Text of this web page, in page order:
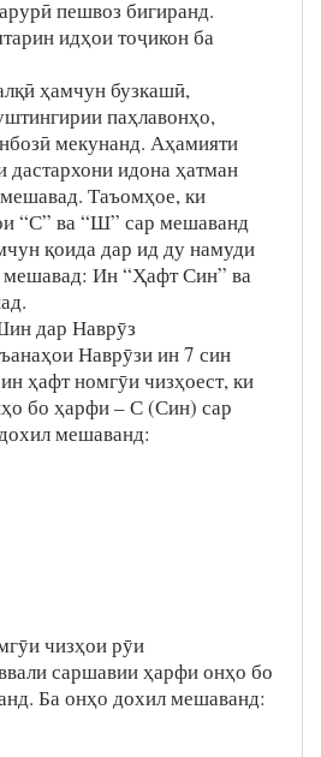
пешвоз бигиранд.
идҳои тоҷикон ба
ҳамчун бузкашӣ,
паҳлавонҳо,
мекунанд. Аҳамияти
идона ҳатман
Таъомҳое, ки
“С” ва “Ш” сар мешаванд
қоида дар ид ду намуди
мешавад: Ин “Ҳафт Син” ва
дар Наврӯз
Наврӯзи ин 7 син
ҳафт номгӯи чизҳоест, ки
бо ҳарфи – С (Син) сар
мешаванд:
чизҳои рӯи
саршавии ҳарфи онҳо бо
Ба онҳо дохил мешаванд: